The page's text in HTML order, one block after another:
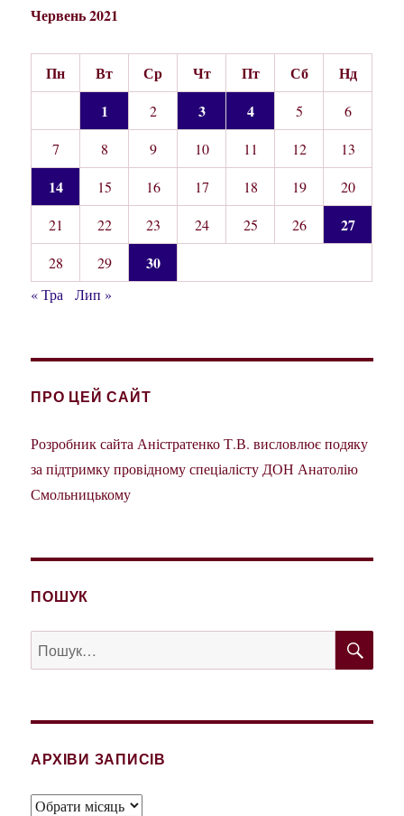
Червень 2021
Пн Вт Ср Чт Пт Сб
Нд
1
2 3 4 5
6
7
8 9 10 11 12 13
14 15 16 17 18 19
20
21
22 23 24 25 26 27
28 29 30
« Тра Лип »
ПРО ЦЕЙ САЙТ
Розробник сайта Аністратенко Т.В. висловлює подяку
за підтримку провідному спеціалісту ДОН Анатолію
Смольницькому
ПОШУК
Пошук
за
АРХІВИ ЗАПИСІВ
Архіви